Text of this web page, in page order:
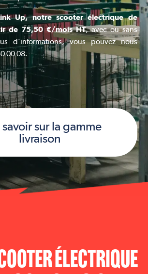
Up, notre scooter électrique de
de 75,50 €/mois HT, avec ou sans
d’informations, vous pouvez nous
00 08.
savoir sur la gamme
livraison
ÉLECTRIQUE